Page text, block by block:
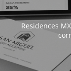
Residences